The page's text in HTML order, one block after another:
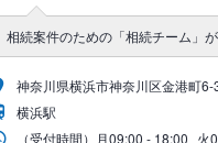
相続案件のための「相続チーム」
神奈川県横浜市神奈川区金港町
横浜駅
（受付時間） 月09:00 - 18:00 火